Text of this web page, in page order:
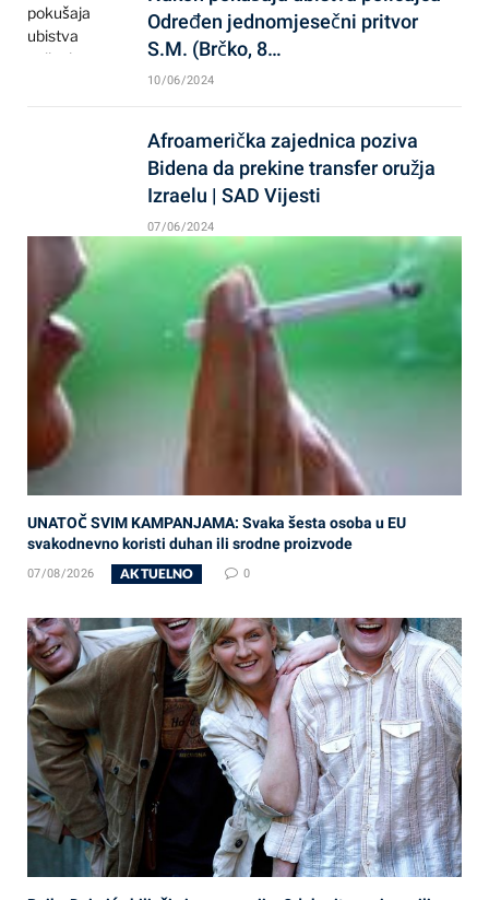
Određen jednomjesečni pritvor
S.M. (Brčko, 8…
10/06/2024
Afroamerička zajednica poziva
Bidena da prekine transfer oružja
Izraelu | SAD Vijesti
07/06/2024
UNATOČ SVIM KAMPANJAMA: Svaka šesta osoba u EU
svakodnevno koristi duhan ili srodne proizvode
07/08/2026 AKTUELNO 0